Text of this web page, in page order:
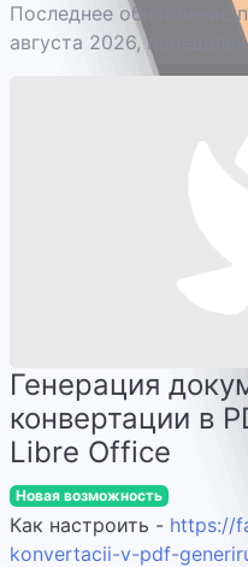
Последнее обновление
августа 2026,
Генерация
конвертации в
Libre Office
Новая возможность
Как настроить - https://
konvertacii-v-pdf-